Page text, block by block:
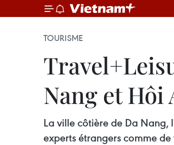
TOURISME
Nang et Hôi
La ville côtière de Da Nang,
experts étrangers comme